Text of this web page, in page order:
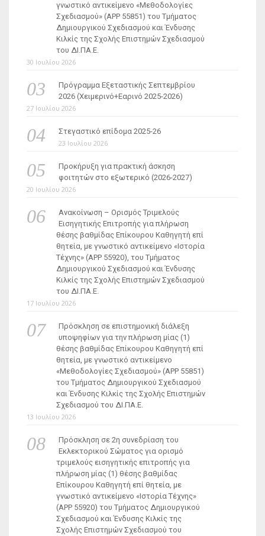
γνωστικό αντικείμενο «Μεθοδολογίες
Σχεδιασμού» (ΑΡΡ 55851) του Τμήματος
Δημιουργικού Σχεδιασμού και Ένδυσης
Κιλκίς της Σχολής Επιστημών Σχεδιασμού
του ΔΙ.ΠΑ.Ε.
30 Ιουλίου 2026
Πρόγραμμα Εξεταστικής Σεπτεμβρίου
2026 (Χειμερινό+Εαρινό 2025-2026)
27 Ιουλίου 2026
Στεγαστικό επίδομα 2025-26
23 Ιουλίου 2026
Προκήρυξη για πρακτική άσκηση
φοιτητών στο εξωτερικό (2026-2027)
20 Ιουλίου 2026
Ανακοίνωση – Ορισμός Τριμελούς
Εισηγητικής Επιτροπής για πλήρωση
θέσης βαθμίδας Επίκουρου Καθηγητή επί
θητεία, με γνωστικό αντικείμενο «Ιστορία
Τέχνης» (ΑΡΡ 55920), του Τμήματος
Δημιουργικού Σχεδιασμού και Ένδυσης
Κιλκίς της Σχολής Επιστημών Σχεδιασμού
του ΔΙ.ΠΑ.Ε.
17 Ιουλίου 2026
Πρόσκληση σε επιστημονική διάλεξη
υποψηφίων για την πλήρωση μίας (1)
θέσης βαθμίδας Επίκουρου Καθηγητή επί
θητεία, με γνωστικό αντικείμενο
«Μεθοδολογίες Σχεδιασμού» (ΑΡΡ 55851)
του Τμήματος Δημιουργικού Σχεδιασμού
και Ένδυσης Κιλκίς της Σχολής Επιστημών
Σχεδιασμού του ΔΙ.ΠΑ.Ε.
13 Ιουλίου 2026
Πρόσκληση σε 2η συνεδρίαση του
Εκλεκτορικού Σώματος για ορισμό
τριμελούς εισηγητικής επιτροπής για
πλήρωση μίας (1) θέσης βαθμίδας
Επίκουρου Καθηγητή επί θητεία, με
γνωστικό αντικείμενο «Ιστορία Τέχνης»
(ΑΡΡ 55920) του Τμήματος Δημιουργικού
Σχεδιασμού και Ένδυσης Κιλκίς της
Σχολής Επιστημών Σχεδιασμού του